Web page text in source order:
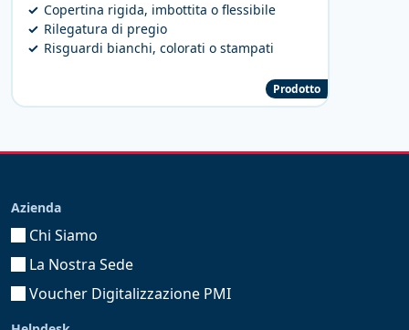
Copertina rigida, imbottita o flessibile
Rilegatura di pregio
Risguardi bianchi, colorati o stampati
Prodotto
Azienda
Chi Siamo
La Nostra Sede
Voucher Digitalizzazione PMI